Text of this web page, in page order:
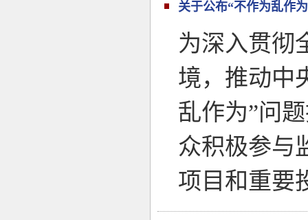
关于公布“不作为乱作
为深入贯彻
境，推动中
乱作为”问
众积极参与
项目和重要